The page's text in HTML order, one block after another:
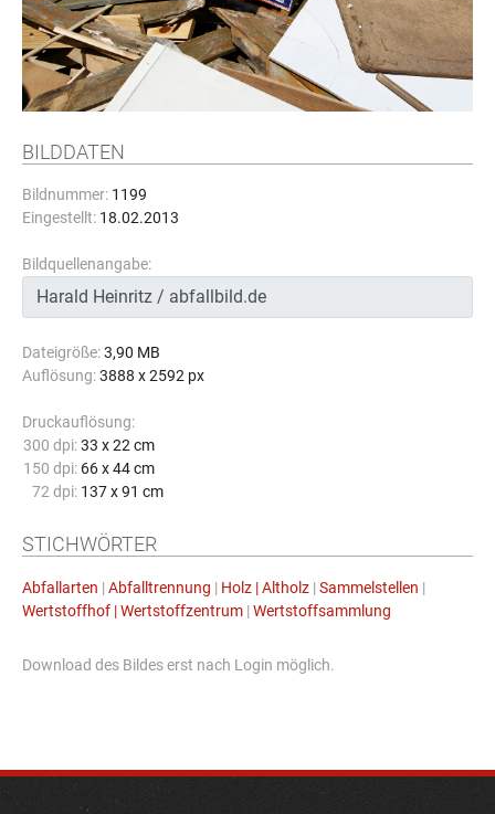
BILDDATEN
Bildnummer: 1199
Eingestellt: 18.02.2013
Bildquellenangabe:
Dateigröße:3,90 MB
Auflösung:3888 x 2592 px
Druckauflösung:
300 dpi: 33 x 22 cm
150 dpi: 66 x 44 cm
72 dpi: 137 x 91 cm
STICHWÖRTER
Abfallarten | Abfalltrennung | Holz | Altholz | Sammelstellen |
Wertstoffhof | Wertstoffzentrum | Wertstoffsammlung
Download des Bildes erst nach Login möglich.